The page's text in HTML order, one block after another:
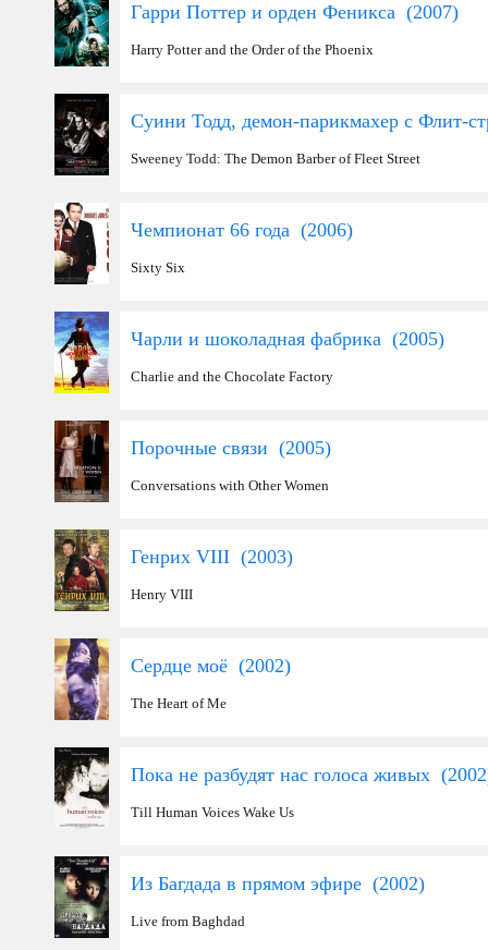
Гарри Поттер и орден Феникса (2007)
Harry Potter and the Order of the Phoenix
Суини Тодд, демон-парикмахер с Флит-
Sweeney Todd: The Demon Barber of Fleet Street
Чемпионат 66 года (2006)
Sixty Six
Чарли и шоколадная фабрика (2005)
Charlie and the Chocolate Factory
Порочные связи (2005)
Conversations with Other Women
Генрих VIII (2003)
Henry VIII
Сердце моё (2002)
The Heart of Me
Пока не разбудят нас голоса живых (2002
Till Human Voices Wake Us
Из Багдада в прямом эфире (2002)
Live from Baghdad